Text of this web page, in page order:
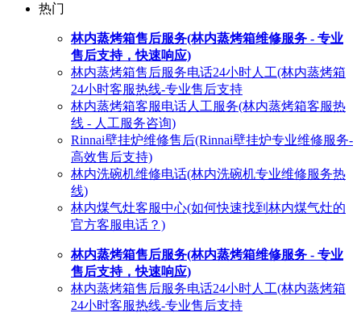
热门
林内蒸烤箱售后服务(林内蒸烤箱维修服务 - 专业
售后支持，快速响应)
林内蒸烤箱售后服务电话24小时人工(林内蒸烤箱
24小时客服热线-专业售后支持
林内蒸烤箱客服电话人工服务(林内蒸烤箱客服热
线 - 人工服务咨询)
Rinnai壁挂炉维修售后(Rinnai壁挂炉专业维修服务-
高效售后支持)
林内洗碗机维修电话(林内洗碗机专业维修服务热
线)
林内煤气灶客服中心(如何快速找到林内煤气灶的
官方客服电话？)
林内蒸烤箱售后服务(林内蒸烤箱维修服务 - 专业
售后支持，快速响应)
林内蒸烤箱售后服务电话24小时人工(林内蒸烤箱
24小时客服热线-专业售后支持